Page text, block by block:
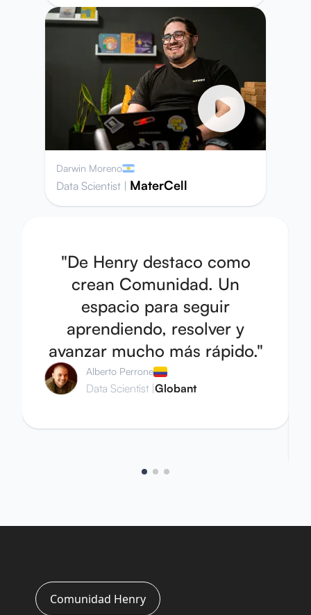
Darwin Moreno
Data Scientist | MaterCell
"De Henry destaco como
crean Comunidad. Un
espacio para seguir
aprendiendo, resolver y
avanzar mucho más rápido."
Alberto Perrone
Data Scientist Globant
Comunidad Henry